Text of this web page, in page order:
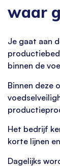
waar
Je gaat aan
binnen de
Binnen deze
Het bedrijf
korte lijnen
Dagelijks